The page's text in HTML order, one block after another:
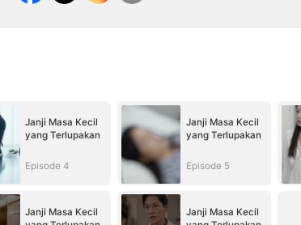
Janji Masa Kecil
yang Terlupakan
Episode 4
Janji Masa Kecil
yang Terlupakan
Episode 5
Janji Masa Kecil
Janji Masa Kecil